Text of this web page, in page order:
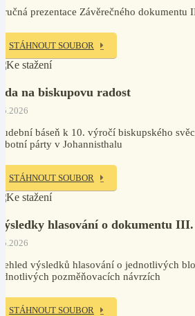
prezentace Závěrečného
STÁHNOUT SOUBOR
na biskupovu radost
báseň k 10. výročí biskupského
párty v Johannisthalu
STÁHNOUT SOUBOR
hlasování o dokumentu
výsledků hlasování o jednotlivých
pozměňovacích návrzích
STÁHNOUT SOUBOR